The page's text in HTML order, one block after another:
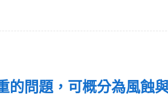
的問題，可概分為風蝕